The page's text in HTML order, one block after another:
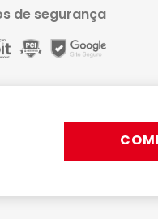
de segurança
com entrega rápida e
o Líder Shopping
ilustrativos, podendo ocorrer